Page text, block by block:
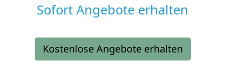
Sofort Angebote erhalten
Kostenlose Angebote erhalten